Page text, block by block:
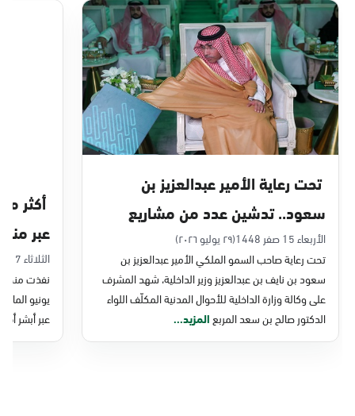
الدمام, الدمام - بنده حي أحد
الأحد - الخميس (08:00-14:30)
التوجه للموقع
الدمام, الدمام - الغرفة التجارية
التوجه للموقع
الدمام, الدمام - بنده - حي الشاطئ
الأحد - الخميس (08:00-14:30)
التوجه للموقع
الدمام, الدمام - بنده ضاحية الملك فهد
تحت رعاية الأمير عبدالعزيز بن
سعود.. تدشين عدد من مشاريع
التحول الرقمي والخدمات الإلكترونية
للأحوال المدنية
الأربعاء 15 صفر 1448
(٢٩ يوليو ٢٠٢٦)
تحت رعاية صاحب السمو الملكي الأمير عبدالعزيز بن
سعود بن نايف بن عبدالعزيز وزير الداخلية، شهد المشرف
على وكالة وزارة الداخلية للأحوال المدنية المكلّف اللواء
الدكتور صالح بن سعد المربعالمزيد...
عبر
الثلاثاء 7 صفر 1448
نفذت منصة
عبر أبشر